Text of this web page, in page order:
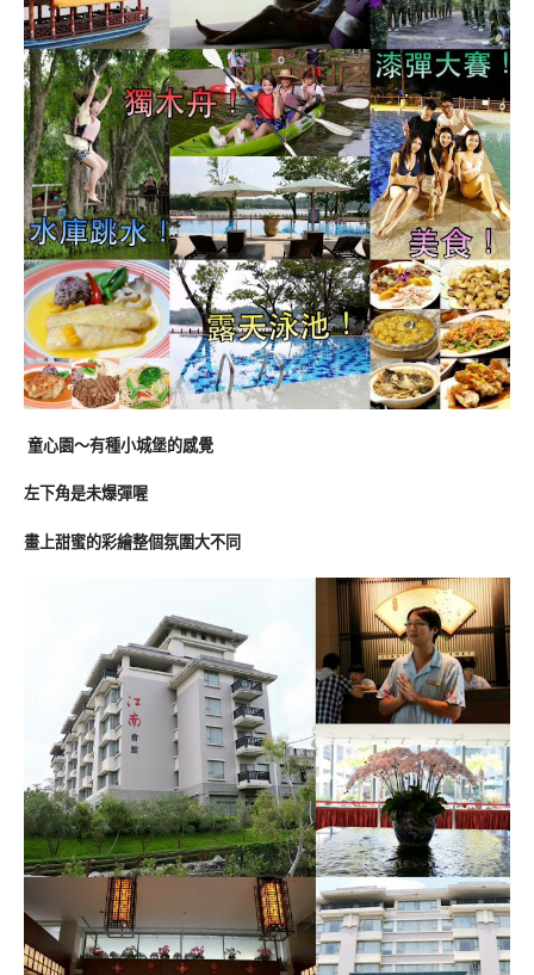
童心園～有種小城堡的感覺
左下角是未爆彈喔
畫上甜蜜的彩繪整個氛圍大不同